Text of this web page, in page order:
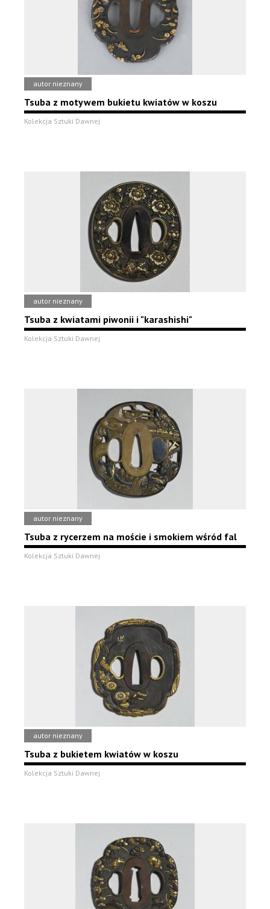
autor nieznany
Tsuba z motywem bukietu kwiatów w koszu
Kolekcja Sztuki Dawnej
autor nieznany
Tsuba z kwiatami piwonii i "karashishi"
Kolekcja Sztuki Dawnej
autor nieznany
Tsuba z rycerzem na moście i smokiem wśród fal
Kolekcja Sztuki Dawnej
autor nieznany
Tsuba z bukietem kwiatów w koszu
Kolekcja Sztuki Dawnej